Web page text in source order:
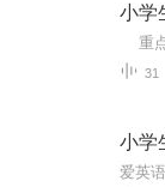
小学
31
小学